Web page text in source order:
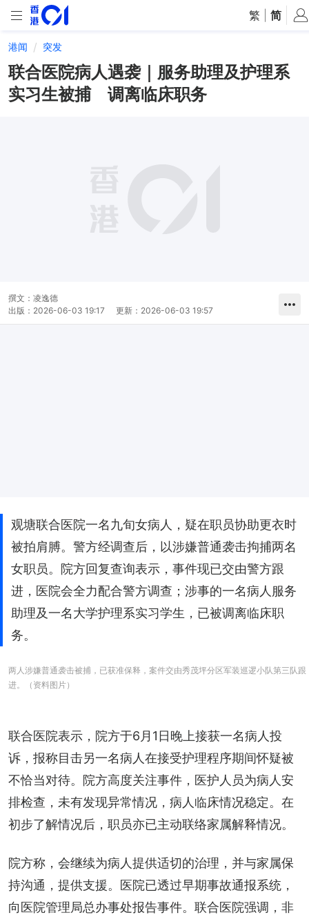
繁 简
港闻 突发
联合医院病人遇袭｜服务助理及护理系
实习生被捕 调离临床职务
撰文： 凌逸德
出版： 2026-06-03 19:17 更新： 2026-06-03 19:57
观塘联合医院一名九旬女病人，疑在职员协助更衣时
被拍肩膊。警方经调查后，以涉嫌普通袭击拘捕两名
女职员。院方回复查询表示，事件现已交由警方跟
进，医院会全力配合警方调查；涉事的一名病人服务
助理及一名大学护理系实习学生，已被调离临床职
务。
两人涉嫌普通袭击被捕，已获准保释，案件交由秀茂坪分区军装巡逻小队第三队跟
进。（资料图片）
联合医院表示，院方于6月1日晚上接获一名病人投
诉，报称目击另一名病人在接受护理程序期间怀疑被
不恰当对待。院方高度关注事件，医护人员为病人安
排检查，未有发现异常情况，病人临床情况稳定。在
初步了解情况后，职员亦已主动联络家属解释情况。
院方称，会继续为病人提供适切的治理，并与家属保
持沟通，提供支援。医院已透过早期事故通报系统，
向医院管理局总办事处报告事件。联合医院强调，非